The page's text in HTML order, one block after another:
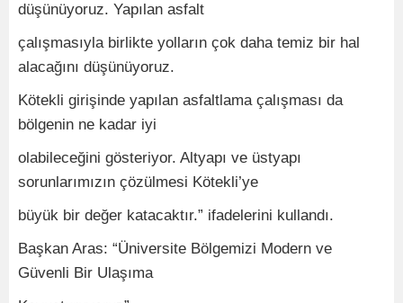
düşünüyoruz. Yapılan asfalt
çalışmasıyla birlikte yolların çok daha temiz bir hal
alacağını düşünüyoruz.
Kötekli girişinde yapılan asfaltlama çalışması da
bölgenin ne kadar iyi
olabileceğini gösteriyor. Altyapı ve üstyapı
sorunlarımızın çözülmesi Kötekli’ye
büyük bir değer katacaktır.” ifadelerini kullandı.
Başkan Aras: “Üniversite Bölgemizi Modern ve
Güvenli Bir Ulaşıma